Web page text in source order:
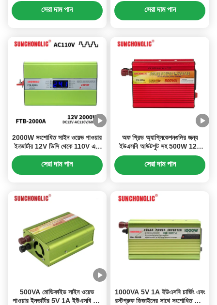
পাওয়ার ইনভার্টার
সেরা দাম পান সেরা দাম পান
2000W সংশোধিত সাইন ওয়েভ পাওয়ার
ইনভার্টার 12V ডিসি থেকে 110V এসি
অফ গ্রিড ইনভার্টার
সেরা দাম পান
অফ গ্রিড অ্যাপ্লিকেশনগুলির জন্য
ইউএসবি আউটপুট সহ 500W 12V
ডিসি পরিবর্তিত সাইন ওয়েভ পাওয়ার
ইনভার্টার
সেরা দাম পান
500VA মোডিফাইড সাইন ওয়েভ
পাওয়ার ইনভার্টার 5V 1A ইউএসবি এবং
1000VA 5V 1A ইউএসবি চার্জিং এবং
রস্টপ্রুফ ডিজাইনের সাথে সংশোধিত সাইন